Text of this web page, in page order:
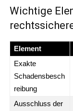
Wichtige
Element
Exakte
Schadensbesch
reibung
Ausschluss der